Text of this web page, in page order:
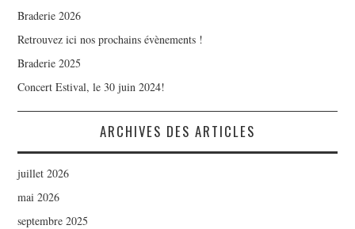
Braderie 2026
Retrouvez ici nos prochains évènements !
Braderie 2025
Concert Estival, le 30 juin 2024!
ARCHIVES DES ARTICLES
juillet 2026
mai 2026
septembre 2025